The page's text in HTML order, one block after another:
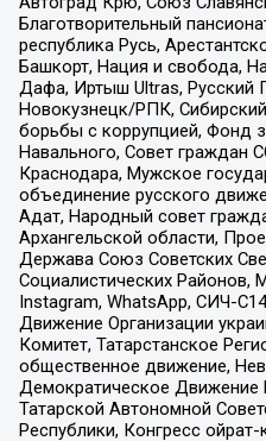
Благотворительный
республика Русь,
Башкорт, Нация и свобода,
Дафа, Иртыш Ultras, Русский
Новокузнецк/РПК,
борьбы с коррупцией, Фонд
Навального, Совет граждан
Краснодара, Мужское
объединение русского
Адат, Народный совет
Архангельской области,
Держава Союз Советских
Социалистических Районов,
Instagram, WhatsApp, СИЧ-
Движение Организации
Комитет, Татарстанское
общественное движение,
Демократическое Движение
Татарской Автономной
Республики, Конгресс